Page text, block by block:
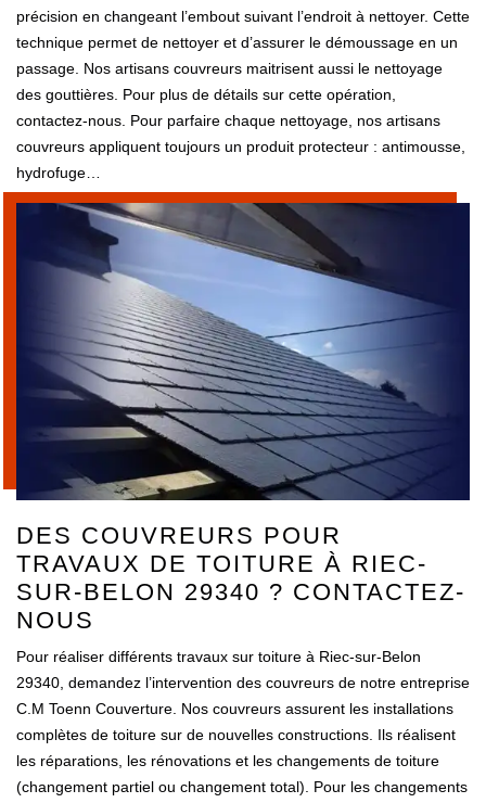
précision en changeant l’embout suivant l’endroit à nettoyer. Cette
technique permet de nettoyer et d’assurer le démoussage en un
passage. Nos artisans couvreurs maitrisent aussi le nettoyage
des gouttières. Pour plus de détails sur cette opération,
contactez-nous. Pour parfaire chaque nettoyage, nos artisans
couvreurs appliquent toujours un produit protecteur : antimousse,
hydrofuge…
DES COUVREURS POUR
TRAVAUX DE TOITURE À RIEC-
SUR-BELON 29340 ? CONTACTEZ-
NOUS
Pour réaliser différents travaux sur toiture à Riec-sur-Belon
29340, demandez l’intervention des couvreurs de notre entreprise
C.M Toenn Couverture. Nos couvreurs assurent les installations
complètes de toiture sur de nouvelles constructions. Ils réalisent
les réparations, les rénovations et les changements de toiture
(changement partiel ou changement total). Pour les changements